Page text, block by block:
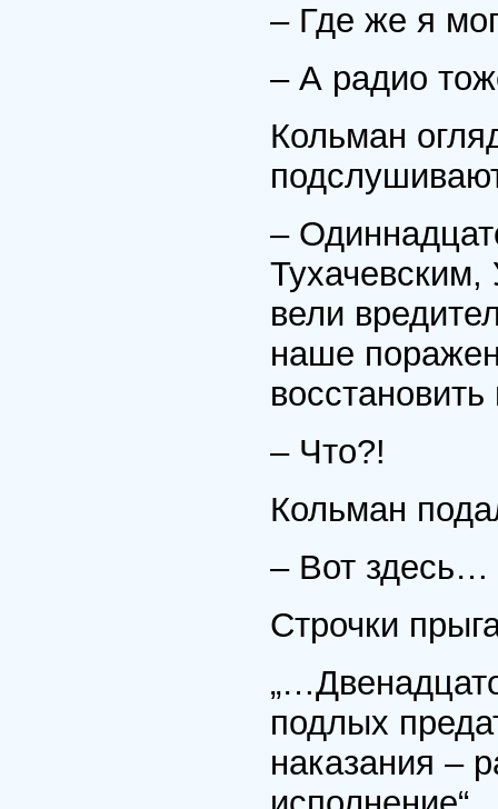
– Где же я
– А радио
Кольман
–
вели
наше
– Что?!
Кольман
– Вот здесь…
Строчки
подлых
наказания –